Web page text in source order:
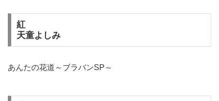
紅
天童よしみ
あんたの花道～ブラバンSP～